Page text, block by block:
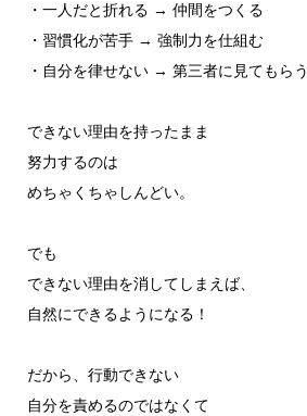
・一人だと折れる → 仲間をつくる
・習慣化が苦手 → 強制力を仕組む
・自分を律せない → 第三者に見てもらう
できない理由を持ったまま
努力するのは
めちゃくちゃしんどい。
でも
できない理由を消してしまえば、
自然にできるようになる！
だから、行動できない
自分を責めるのではなくて